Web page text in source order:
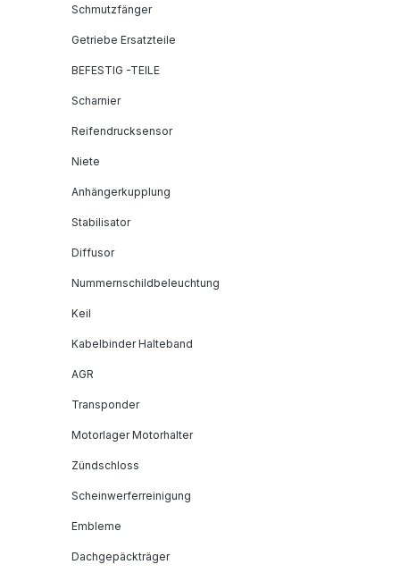
Schmutzfänger
Getriebe Ersatzteile
BEFESTIG -TEILE
Scharnier
Reifendrucksensor
Niete
Anhängerkupplung
Stabilisator
Diffusor
Nummernschildbeleuchtung
Keil
Kabelbinder Halteband
AGR
Transponder
Motorlager Motorhalter
Zündschloss
Scheinwerferreinigung
Embleme
Dachgepäckträger